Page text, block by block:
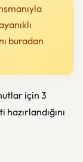
buradan
için 3